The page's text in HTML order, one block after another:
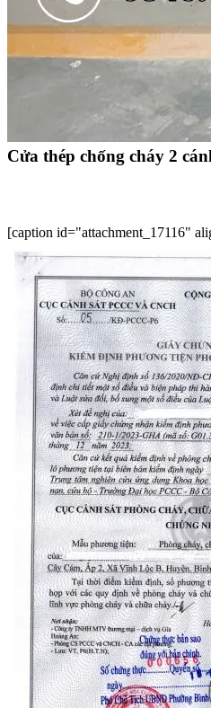
Cửa thép chống cháy 2
[caption id="attachment_17116"